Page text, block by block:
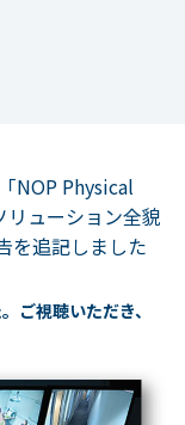
NOP Physical
ューション全貌
を追記しました
ご視聴いただき、